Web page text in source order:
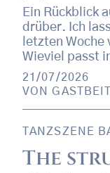
Ein Rückblick
drüber. Ich
letzten
Wieviel passt
21/07/2026
VON
TANZSZENE
The